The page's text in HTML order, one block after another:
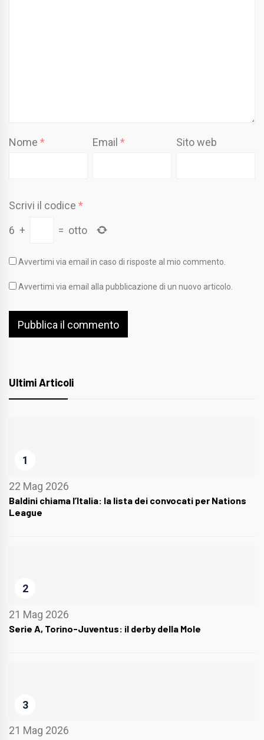
Nome * Email* Sito web
Scrivi il codice *
6 + = otto
Avvertimi via email in caso di risposte al mio commento.
Avvertimi via email alla pubblicazione di un nuovo articolo.
Ultimi Articoli
1
22 Mag 2026
Baldini chiama l’Italia: la lista dei convocati per Nations
League
2
21 Mag 2026
Serie A, Torino-Juventus: il derby della Mole
3
21 Mag 2026